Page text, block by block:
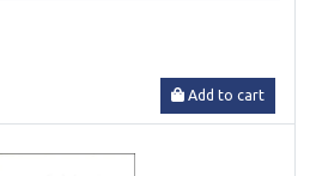
Add to cart